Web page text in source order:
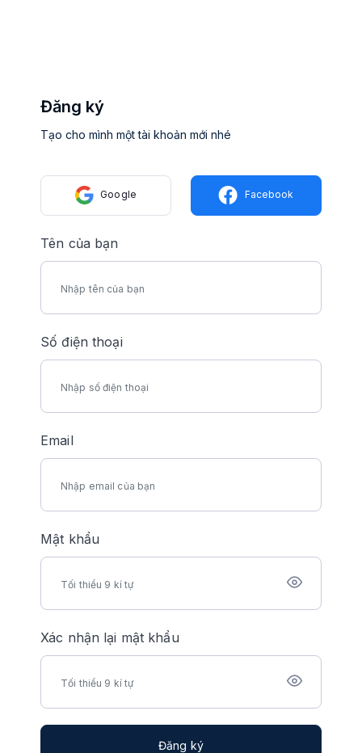
Đăng ký
Tạo cho mình một tài khoản mới nhé
Google Facebook
Tên của bạn
Số điện thoại
Email
Mật khẩu
Xác nhận lại mật khẩu
Đăng ký